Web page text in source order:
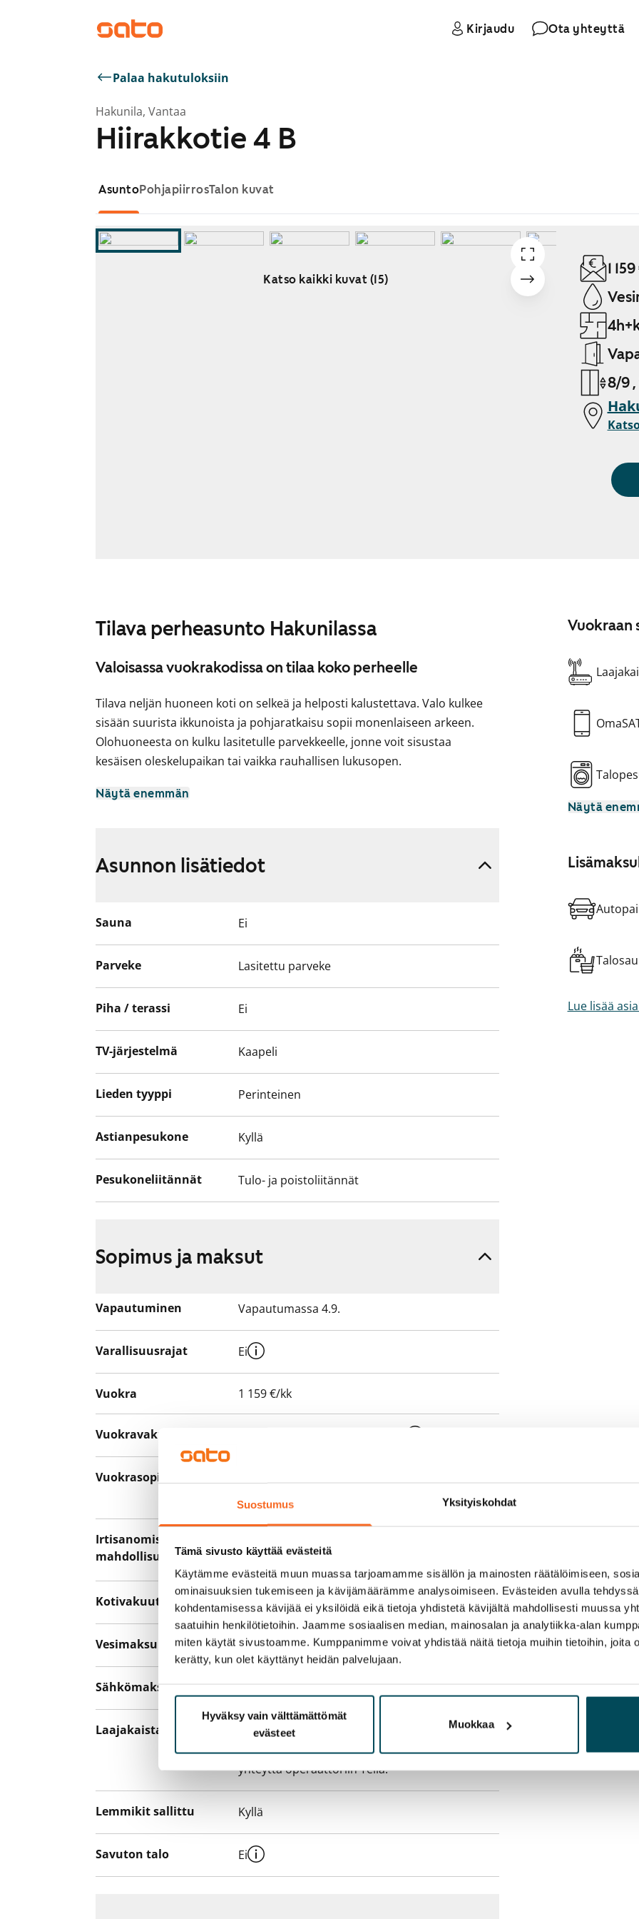
Suostumus Yksityiskohdat
Tämä sivusto käyttää evästeitä
Käytämme evästeitä muun muassa tarjoamamme sisällön ja mainosten räätälöimiseen,
ominaisuuksien tukemiseen ja kävijämäärämme analysoimiseen. Evästeiden avulla
kohdentamisessa kävijää ei yksilöidä eikä tietoja yhdistetä kävijältä mahdollisesti muussa
saatuihin henkilötietoihin. Jaamme sosiaalisen median, mainosalan ja analytiikka-alan
miten käytät sivustoamme. Kumppanimme voivat yhdistää näitä tietoja muihin tietoihin, joita
kerätty, kun olet käyttänyt heidän palvelujaan.
Hyväksy vain välttämättömät
evästeet
Muokkaa
Kirjaudu Ota yhteyttä
Palaa hakutuloksiin
Hakunila, Vantaa
Hiirakkotie 4 B
AsuntoPohjapiirrosTalon kuvat
Katso kaikki kuvat (15)
1
8/9 ,
Tilava perheasunto Hakunilassa
Valoisassa vuokrakodissa on tilaa koko perheelle
Tilava neljän huoneen koti on selkeä ja helposti kalustettava. Valo kulkee
sisään suurista ikkunoista ja pohjaratkaisu sopii monenlaiseen arkeen.
Olohuoneesta on kulku lasitetulle parvekkeelle, jonne voit sisustaa
kesäisen oleskelupaikan tai vaikka rauhallisen lukusopen.
Keittiössä on astianpesukone ja tilaa myös ruokailuun. Sälekaihtimet
Tulehan tutustumaan paikan päälle ja katso, voisiko tästä tulla uusi
Näytä enemmän
Vuokraan
Näytä
Lue lisää
Asunnon lisätiedot
Sauna Ei
Parveke Lasitettu parveke
Piha / terassi Ei
TV-järjestelmä Kaapeli
Lieden tyyppi Perinteinen
Astianpesukone Kyllä
Pesukoneliitännät Tulo- ja poistoliitännät
Sopimus ja maksut
Vapautuminen Vapautumassa 4.9.
Varallisuusrajat Ei
Vuokra 1 159 €/kk
Vuokravakuus
Vuokrasopimus
asumisaika 12 kk
Irtisanomis­
mahdollisuus
sopimussakolla aiemmin
Kotivakuutus Pakollinen, ei sisälly vuokraan
Vesimaksu 27 €/hlö/kk
Sähkömaksu Vuokralainen solmii itse sähkösopimuksen.
Laajakaista
Vuokraan sisältyy 50 M laajakaistaliittymä. Voit
hankkia lisänopeutta etuhintaan ottamalla
yhteyttä operaattoriin Telia.
Lemmikit sallittu Kyllä
Savuton talo Ei